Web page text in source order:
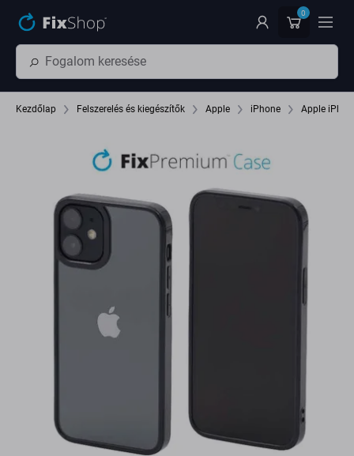
0
Kezdőlap Felszerelés és kiegészítők Apple iPhone Apple